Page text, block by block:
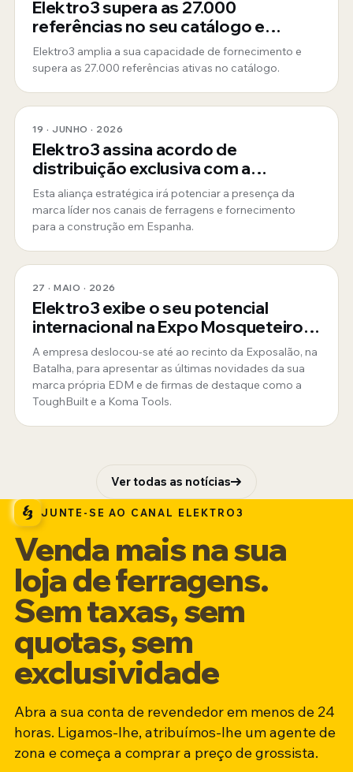
Elektro3 supera as 27.000
referências no seu catálogo e
consolida-se como fornecedor
global 360º
Elektro3 amplia a sua capacidade de fornecimento e
supera as 27.000 referências ativas no catálogo.
19 · JUNHO · 2026
Elektro3 assina acordo de
distribuição exclusiva com a
ToughBuilt
Esta aliança estratégica irá potenciar a presença da
marca líder nos canais de ferragens e fornecimento
para a construção em Espanha.
27 · MAIO · 2026
Elektro3 exibe o seu potencial
internacional na Expo Mosqueteiros
em Portugal
A empresa deslocou-se até ao recinto da Exposalão, na
Batalha, para apresentar as últimas novidades da sua
marca própria EDM e de firmas de destaque como a
ToughBuilt e a Koma Tools.
Ver todas as notícias
JUNTE-SE AO CANAL ELEKTRO3
Venda mais na sua
loja de ferragens.
Sem taxas, sem
quotas, sem
exclusividade
Abra a sua conta de revendedor em menos de 24
horas. Ligamos-lhe, atribuímos-lhe um agente de
zona e começa a comprar a preço de grossista.